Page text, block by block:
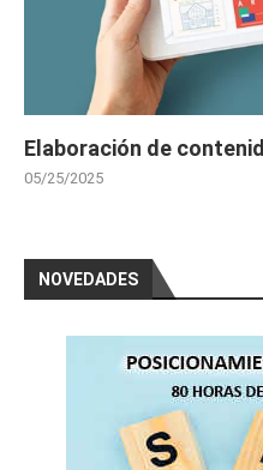
Elaboración de
05/25/2025
NOVEDADES